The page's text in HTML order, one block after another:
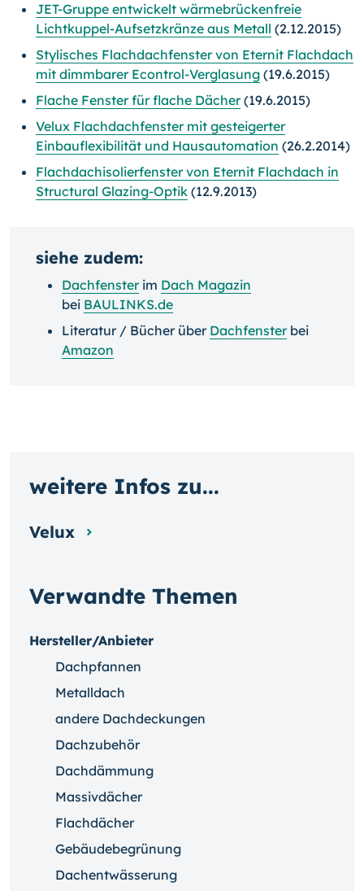
JET-Gruppe entwickelt wärmebrückenfreie
Lichtkuppel-Aufsetzkränze aus Metall (2.12.2015)
Stylisches Flachdachfenster von Eternit Flachdach
mit dimmbarer Econtrol-Verglasung (19.6.2015)
Flache Fenster für flache Dächer(19.6.2015)
Velux Flachdachfenster mit gesteigerter
Einbauflexibilität und Hausautomation (26.2.2014)
Flachdachisolierfenster von Eternit Flachdach in
Structural Glazing-Optik (12.9.2013)
siehe zudem:
Dachfensterim Dach Magazin
bei BAULINKS.de
Literatur / Bücher über Dachfensterbei
Amazon
Verwandte Themen
Hersteller/Anbieter
Dachpfannen
Metalldach
andere Dachdeckungen
Dachzubehör
Dachdämmung
Massivdächer
Flachdächer
Gebäudebegrünung
Dachentwässerung
weitere Infos zu...
Velux